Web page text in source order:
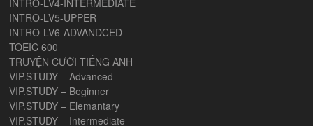
INTRO-LV4-INTERMEDIATE
INTRO-LV5-UPPER
INTRO-LV6-ADVANDCED
TOEIC 600
TRUYỆN CƯỜI TIẾNG ANH
VIP.STUDY – Advanced
VIP.STUDY – Beginner
VIP.STUDY – Elemantary
VIP.STUDY – Intermediate